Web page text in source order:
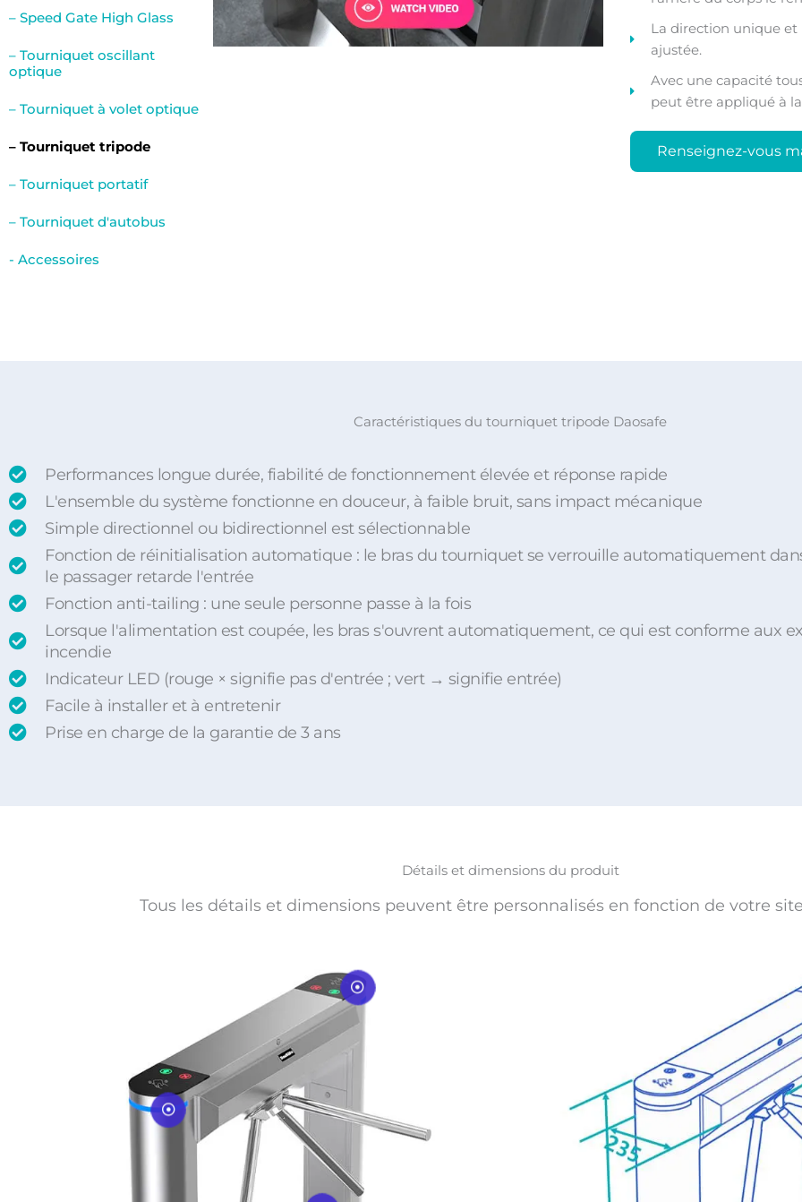
– Speed Gate High Glass
– Tourniquet oscillant
optique
– Tourniquet à volet optique
– Tourniquet tripode
– Tourniquet portatif
– Tourniquet d'autobus
- Accessoires
La direction unique
ajustée.
Avec une capacité
peut être appliqué à
Renseignez-vous
Caractéristiques du tourniquet tripode Daosafe
Performances longue durée, fiabilité de fonctionnement élevée et réponse rapide
L'ensemble du système fonctionne en douceur, à faible bruit, sans impact mécanique
Simple directionnel ou bidirectionnel est sélectionnable
Fonction de réinitialisation automatique : le bras du tourniquet se verrouille automatiquement
le passager retarde l'entrée
Fonction anti-tailing : une seule personne passe à la fois
Lorsque l'alimentation est coupée, les bras s'ouvrent automatiquement, ce qui est conforme aux
incendie
Indicateur LED (rouge × signifie pas d'entrée ; vert → signifie entrée)
Facile à installer et à entretenir
Prise en charge de la garantie de 3 ans
Détails et dimensions du produit
Tous les détails et dimensions peuvent être personnalisés en fonction de votre